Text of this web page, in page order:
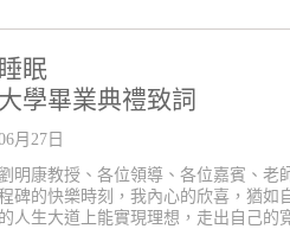
眠
學畢業典禮致詞
月27日
明康教授、各位領導、各位嘉賓、老
碑的快樂時刻，我內心的欣喜，猶
人生大道上能實現理想，走出自己的